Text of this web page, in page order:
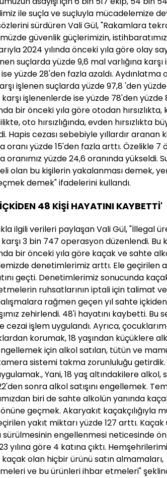
ile suçla ve suçluyla mücadelemize
sürdüren Vali Gül, "Rakamlara
güvenlik güçlerimizin,
2024 yılında önceki yıla göre olay
suçlarda yüzde 9,6 mal varlığına karşı
yüzde 28'den fazla azaldı. Aydınlatma
işlenen suçlarda yüzde 97,8 'den
karşı işlenenlerde ise yüzde 78'den yüzde
bir önceki yıla göre otodan
oto hırsızlığında, evden hırsızlıkta
Hapis cezası sebebiyle yıllardır aranan
oranı yüzde 15'den fazla arttı. Özelikle 7
oranımız yüzde 24,6 oranında yükseldi.
olan bu kişilerin yakalanması demek,
demek" ifadelerini kullandı.
48 KİŞİ HAYATINI KAYBETTİ'
ilgili verileri paylaşan Vali Gül, "İllegal
3 bin 747 operasyon düzenlendi. Bu
bir önceki yıla göre kaçak ve sahte
denetimlerimiz arttı. Ele geçirilen
geçti. Denetimlerimiz sonucunda
ruhsatlarının iptali için talimat
rağmen geçen yıl sahte içkiden
zehirlendi. 48'i hayatını kaybetti. Bu
cezai işlem uygulandı. Ayrıca,
korumak, 18 yaşından küçüklere
için alkol satılan, tütün ve
sistemi takma zorunluluğu getirdik.
Yani, 18 yaş altındakilere alkol,
sonra alkol satışını engellemek.
biri de sahte alkolün yanında
önüne geçmek. Akaryakıt kaçakçılığıyla
yakıt miktarı yüzde 127 arttı.
sürülmesinin engellenmesi neticesinde
yılına göre 4 katına çıktı.
olan hiçbir ürünü satın almamaları,
ve bu ürünleri ihbar etmeleri"